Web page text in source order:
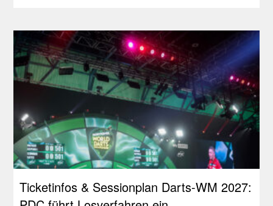
Ticketinfos & Sessionplan Darts-WM 2027: